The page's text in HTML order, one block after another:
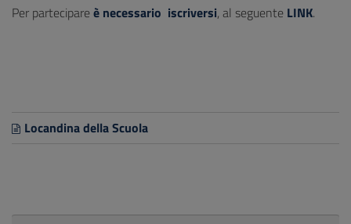
Per partecipareè necessario iscriversi, al seguente LINK.
Locandina della Scuola